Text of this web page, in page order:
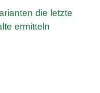
die letzte
ermitteln